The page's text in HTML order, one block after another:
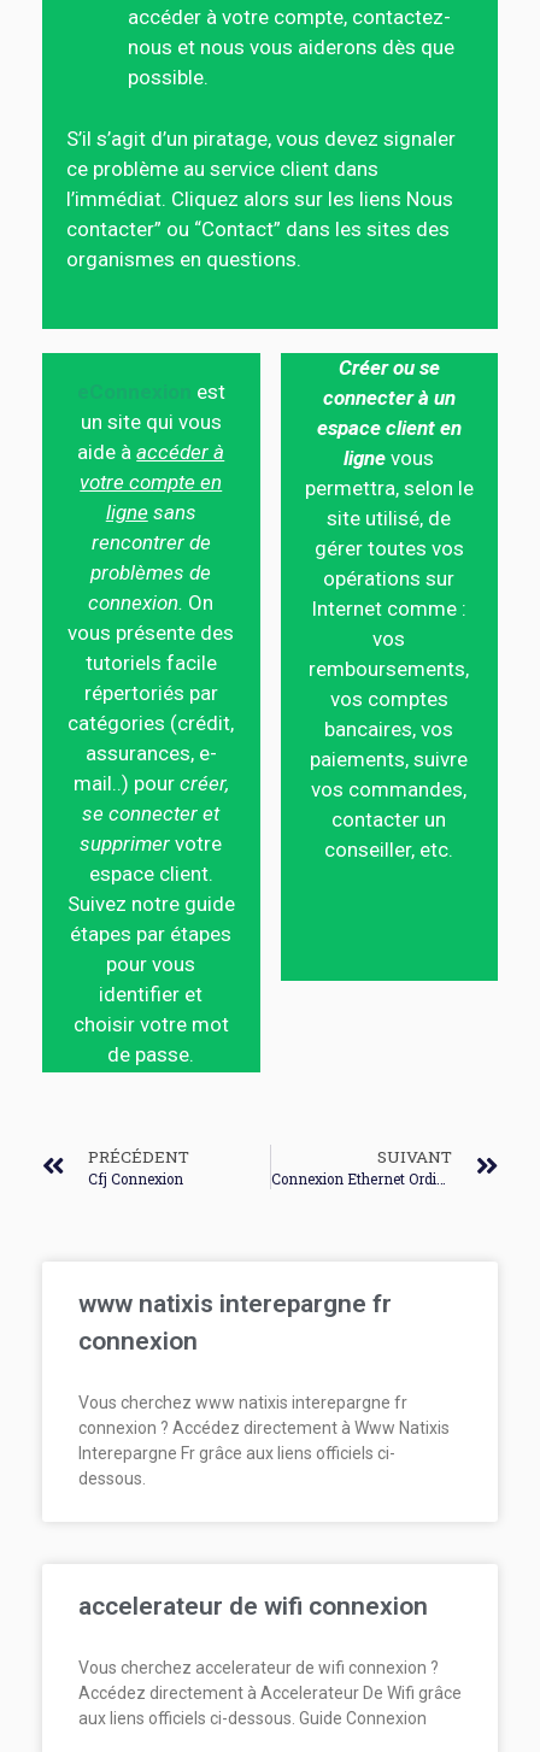
accéder à votre compte, contactez-
nous et nous vous aiderons dès que
possible.
S’il s’agit d’un piratage, vous devez signaler
ce problème au service client dans
l’immédiat. Cliquez alors sur les liens Nous
contacter” ou “Contact” dans les sites des
organismes en questions.
est
un site qui vous
aide àaccéder à
votre compte en
ligne sans
rencontrer de
problèmes de
connexion. On
vous présente des
tutoriels facile
répertoriés par
catégories (crédit,
assurances, e-
mail..) pour créer,
se connecter et
supprimer votre
espace client.
Suivez notre guide
étapes par étapes
pour vous
identifier et
choisir votre mot
de passe.
Créer ou se
connecter à un
espace client en
ligne vous
permettra, selon le
site utilisé, de
gérer toutes vos
opérations sur
Internet comme :
vos
remboursements,
vos comptes
bancaires, vos
paiements, suivre
vos commandes,
contacter un
conseiller, etc.
PRÉCÉDENT
Cfj Connexion
SUIVANT
www natixis interepargne fr
connexion
Vous cherchez www natixis interepargne fr
connexion ? Accédez directement à Www Natixis
Interepargne Fr grâce aux liens officiels ci-
dessous.
accelerateur de wifi connexion
Vous cherchez accelerateur de wifi connexion ?
Accédez directement à Accelerateur De Wifi grâce
aux liens officiels ci-dessous. Guide Connexion